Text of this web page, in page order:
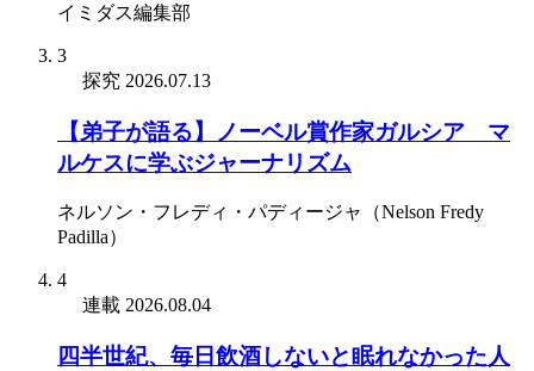
イミダス編集部
3
探究 2026.07.13
【弟子が語る】ノーベル賞作家ガルシア゠マ
ルケスに学ぶジャーナリズム
ネルソン・フレディ・パディージャ（Nelson Fredy
Padilla）
4
連載 2026.08.04
四半世紀、毎日飲酒しないと眠れなかった人